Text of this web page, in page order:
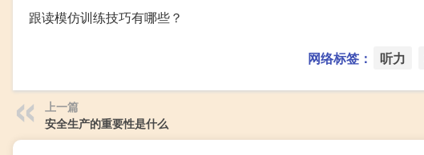
跟读模仿训练技巧有哪些？
网络标签： 听力
上一篇
安全生产的重要性是什么